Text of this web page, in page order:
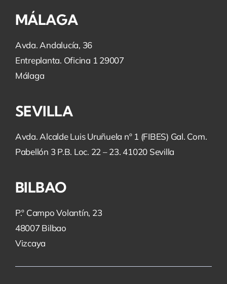
MÁLAGA
Avda. Andalucía, 36
Entreplanta. Oficina 1 29007
Málaga
SEVILLA
Avda. Alcalde Luis Uruñuela nº 1 (FIBES) Gal. Com.
Pabellón 3 P.B. Loc. 22 – 23. 41020 Sevilla
BILBAO
P.º Campo Volantín, 23
48007 Bilbao
Vizcaya